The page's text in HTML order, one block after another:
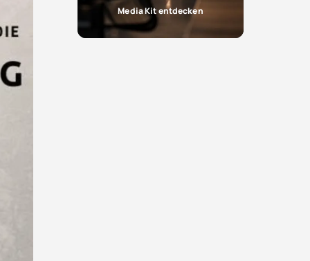
Media Kit entdecken